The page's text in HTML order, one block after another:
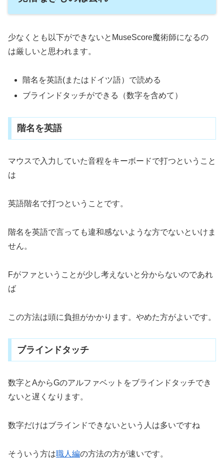
少なくとも以下ができないとMuseScore魔術師になるの
は厳しいと思われます。
階名を英語(またはドイツ語）で読める
ブラインドタッチができる（数字を含めて）
階名を英語
マウスで入力していた音程をキーボードで打つということ
は
英語階名で打つということです。
階名を英語で言っても違和感ないような方でないといけま
せん。
Fがファということが少し考えないと分からないのであれ
ば
この方法は頭に負担がかかります。やめた方がよいです。
ブラインドタッチ
数字とAからGのアルファベットをブラインドタッチでき
ないと遅くなります。
数字だけはブラインドできないという人は多いですね
そういう方は職人編の方法の方が速いです。